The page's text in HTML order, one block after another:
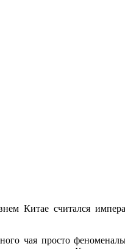
Китае считался
чая просто